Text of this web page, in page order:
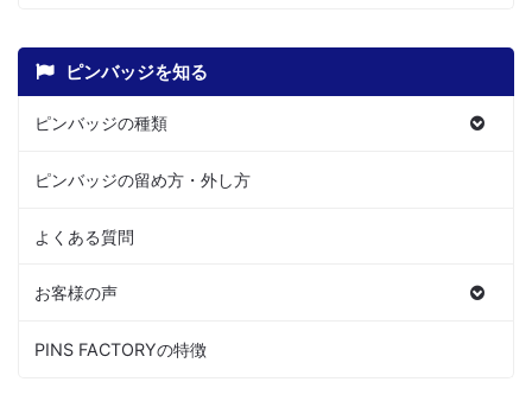
ピンバッジを知る
ピンバッジの種類
ピンバッジの留め方・外し方
よくある質問
お客様の声
PINS FACTORYの特徴